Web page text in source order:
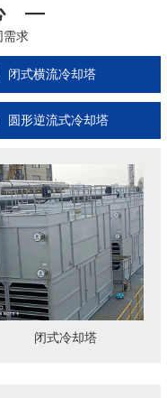
—
需求
闭式横流冷却塔
圆形逆流式冷却塔
闭式冷却塔